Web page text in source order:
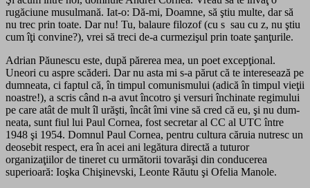
rugăciune musulmană. Iat-o: Dă-mi, Doamne, să ştiu multe, dar să
nu trec prin toate. Dar nu! Tu, balaure filo­zof (cu s sau cu z, nu ştiu
cum îţi convine?), vrei să treci de-a curmezişul prin toate şanţurile.
Adrian Păunescu este, după părerea mea, un poet ex­cep­­ţional.
Uneori cu aspre scăderi. Dar nu asta mi s-a părut că te interesează pe
dumneata, ci faptul că, în timpul co­mu­nismului (adică în timpul vieţii
noastre!), a scris când n-a avut încotro şi versuri închinate regimului
pe care atât de mult îl urăşti, încât îmi vine să cred că eu, şi nu dum­
nea­ta, sunt fiul lui Paul Cornea, fost secretar al CC al UTC între
1948 şi 1954. Domnul Paul Cornea, pentru cultura că­ruia nutresc un
deosebit respect, era în acei ani legătura directă a tuturor
organizaţiilor de tineret cu următorii tovarăşi din conducerea
superioară: Ioşka Chişinevski, Leonte Răutu şi Ofelia Manole.